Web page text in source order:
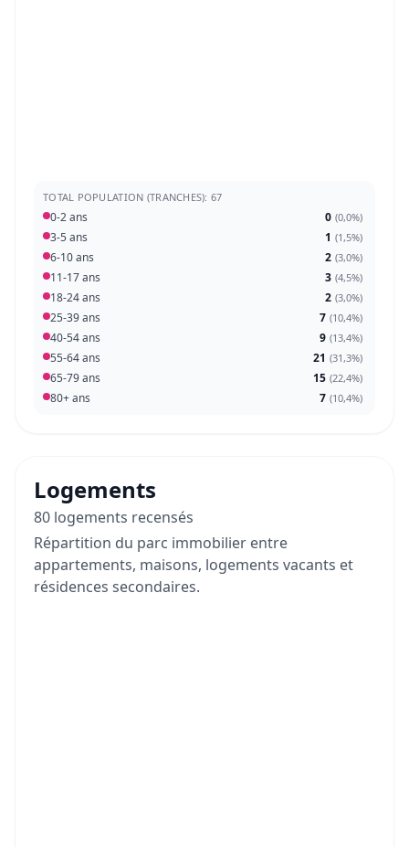
TOTAL POPULATION (TRANCHES): 67
0-2 ans 0 (0,0%)
3-5 ans 1 (1,5%)
6-10 ans 2 (3,0%)
11-17 ans 3 (4,5%)
18-24 ans 2 (3,0%)
25-39 ans 7 (10,4%)
40-54 ans 9 (13,4%)
55-64 ans 21 (31,3%)
65-79 ans 15 (22,4%)
80+ ans 7 (10,4%)
Logements
80 logements recensés
Répartition du parc immobilier entre
appartements, maisons, logements vacants et
résidences secondaires.